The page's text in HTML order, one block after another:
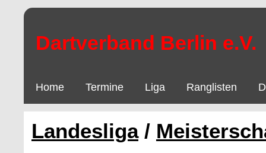
Dartverband Berlin e.V.
Home Termine Liga Ranglisten
Landesliga/